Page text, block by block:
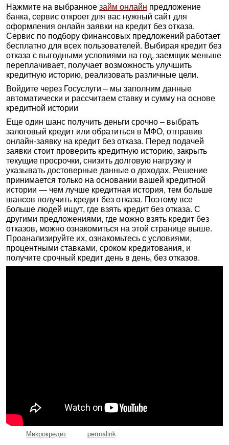
Нажмите на выбранноезайм онлайн предложение
банка, сервис откроет для вас нужный сайт для
оформления онлайн заявки на кредит без отказа.
Сервис по подбору финансовых предложений работает
бесплатно для всех пользователей. Выбирая кредит без
отказа с выгодными условиями на год, заемщик меньше
переплачивает, получает возможность улучшить
кредитную историю, реализовать различные цели.
Войдите через Госуслуги – мы заполним данные
автоматически и рассчитаем ставку и сумму на основе
кредитной истории
Еще один шанс получить деньги срочно – выбрать
залоговый кредит или обратиться в МФО, отправив
онлайн-заявку на кредит без отказа. Перед подачей
заявки стоит проверить кредитную историю, закрыть
текущие просрочки, снизить долговую нагрузку и
указывать достоверные данные о доходах. Решение
принимается только на основании вашей кредитной
истории — чем лучше кредитная история, тем больше
шансов получить кредит без отказа. Поэтому все
больше людей ищут, где взять кредит без отказа. С
другими предложениями, где можно взять кредит без
отказов, можно ознакомиться на этой странице выше.
Проанализируйте их, ознакомьтесь с условиями,
процентными ставками, сроком кредитования, и
получите срочный кредит день в день, без отказов.
Микрокредит permalink